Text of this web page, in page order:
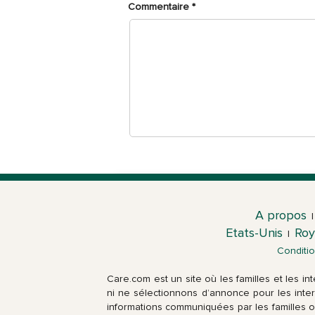
Commentaire *
A propos
Etats-Unis
Care.com est un site où les familles et les
ni ne sélectionnons d’annonce pour les
informations communiquées par les familles